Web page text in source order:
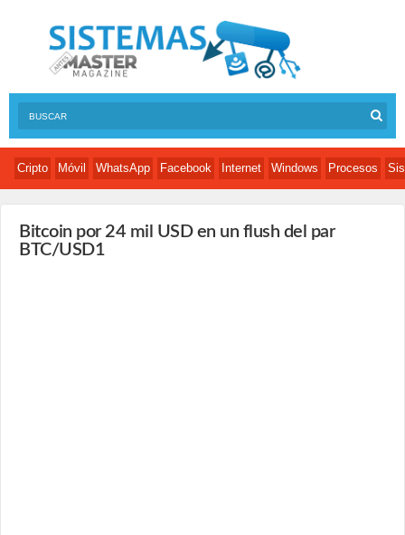
Cripto Móvil WhatsApp Facebook Internet Windows Procesos
Bitcoin por 24 mil USD en un flush del par
BTC/USD1